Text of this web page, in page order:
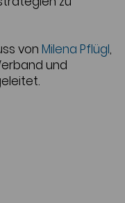
von Milena Pflügl,
und